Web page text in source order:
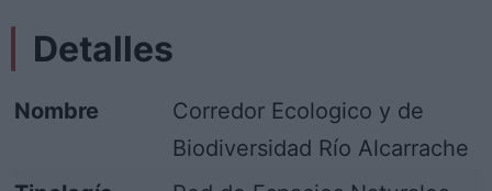
Detalles
Nombre
Corredor Ecologico y de
Biodiversidad Río Alcarrache